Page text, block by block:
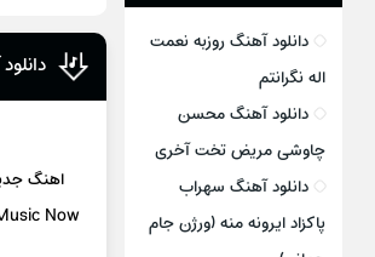
اهنگ
Now
دانلود آهنگ روزبه نعمت
اله نگرانتم
دانلود آهنگ محسن
چاوشی مریض تخت آخری
دانلود آهنگ سهراب
پاکزاد ایرونه منه (ورژن جام